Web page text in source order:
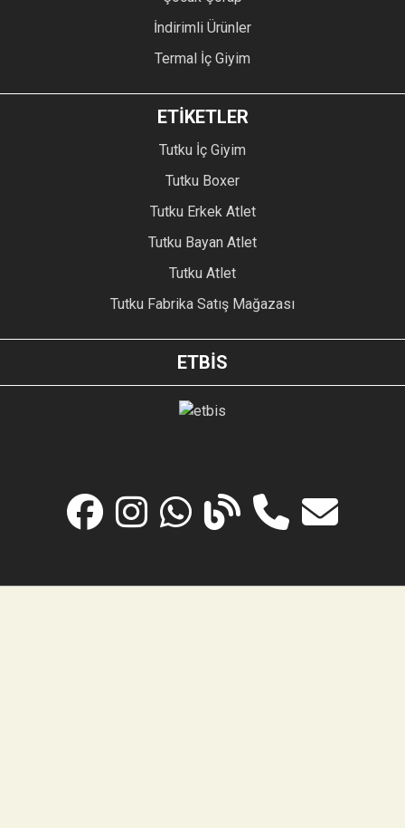
İndirimli Ürünler
Termal İç Giyim
ETİKETLER
Tutku İç Giyim
Tutku Boxer
Tutku Erkek Atlet
Tutku Bayan Atlet
Tutku Atlet
Tutku Fabrika Satış Mağazası
ETBİS